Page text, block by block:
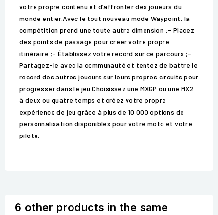
votre propre contenu et d’affronter des joueurs du
monde entier.Avec le tout nouveau mode Waypoint, la
compétition prend une toute autre dimension :- Placez
des points de passage pour créer votre propre
itinéraire ;- Établissez votre record sur ce parcours ;-
Partagez-le avec la communauté et tentez de battre le
record des autres joueurs sur leurs propres circuits pour
progresser dans le jeu.Choisissez une MXGP ou une MX2
à deux ou quatre temps et créez votre propre
expérience de jeu grâce à plus de 10 000 options de
personnalisation disponibles pour votre moto et votre
pilote.
6 other products in the same